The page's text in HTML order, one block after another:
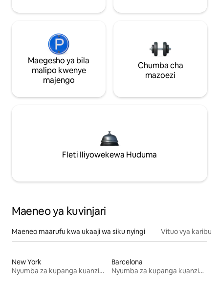
Maegesho ya bila
malipo kwenye
majengo
Chumba cha
mazoezi
Fleti Iliyowekewa Huduma
Maeneo ya kuvinjari
Maeneo maarufu kwa ukaaji wa siku nyingi Vituo vya karibu
New York
Nyumba za kupanga kuanzia mwezi mmoja
Barcelona
Nyumba za kupanga kuanzia mwezi mmoja